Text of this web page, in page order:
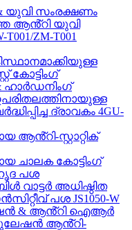
യുവി സംരക്ഷണം
ആൻ്റി യുവി
T001/ZM-T001
കോട്ടിംഗ്
ഹാർഡനിംഗ്
ദ്രാവകം 4GU-
സ്റ്റാറ്റിക്
ചാലക കോട്ടിംഗ്
പശ
വാട്ടർ അധിഷ്ഠിത
പശ JS1050-W
& ആൻ്റി ഐആർ
ആൻ്റി-